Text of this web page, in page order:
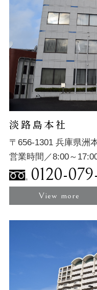
淡路島本社
〒656-1301 兵庫県洲
営業時間／8:00～
0120-
View more